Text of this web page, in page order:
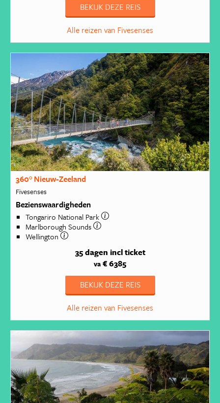
BEKIJK DEZE REIS
Alle reizen van Fivesenses
360° Nieuw-Zeeland
Fivesenses
Bezienswaardigheden
Tongariro National Park
Marlborough Sounds
Wellington
35 dagen incl ticket
va € 6385
BEKIJK DEZE REIS
Alle reizen van Fivesenses